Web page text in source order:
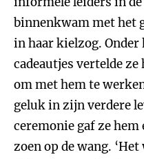
binnenkwam met het
in haar kielzog.
cadeautjes vertelde
om met hem te
geluk in zijn verdere
ceremonie gaf ze
zoen op de wang.